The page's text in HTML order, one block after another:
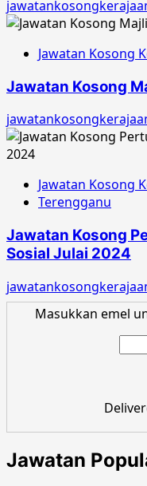
Jawatan Kosong
Jawatan Kosong
Jawatan Kosong
Terengganu
Jawatan Kosong
Sosial Julai 2024
Masukkan emel
Jawatan